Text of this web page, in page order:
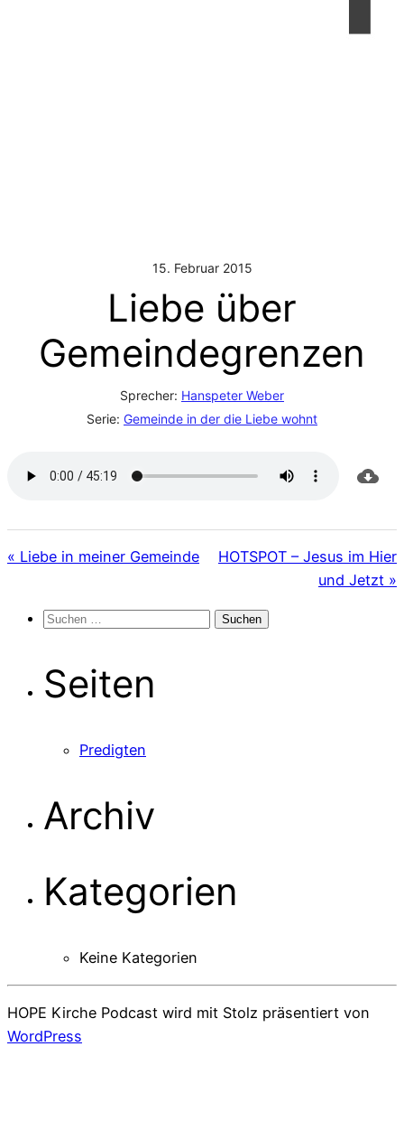
15. Februar 2015
Liebe über
Gemeindegrenzen
Sprecher: Hanspeter Weber
Serie: Gemeinde in der die Liebe wohnt
« Liebe in meiner Gemeinde
HOTSPOT – Jesus im Hier
und Jetzt »
Suchen
Seiten
Predigten
Archiv
Kategorien
Keine Kategorien
HOPE Kirche Podcast wird mit Stolz präsentiert von
WordPress